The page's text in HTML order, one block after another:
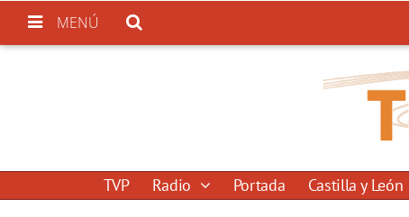
MENÚ
TVP Radio Portada Castilla y León